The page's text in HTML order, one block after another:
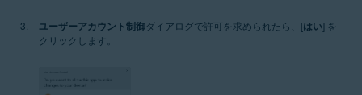
ユーザーアカウント制御ダイアログで許可を求められたら、[はい] を
クリックします。